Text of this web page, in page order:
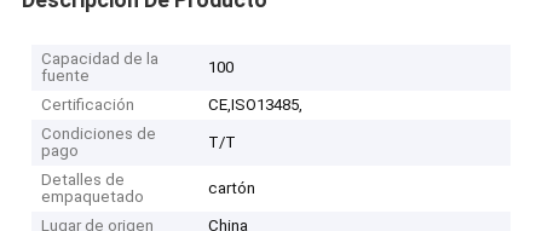
Capacidad de la
fuente
100
Certificación
CE,ISO13485,
Condiciones de
pago
T/T
Detalles de
empaquetado
cartón
Lugar de origen China